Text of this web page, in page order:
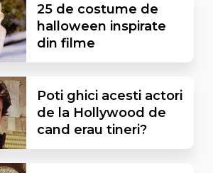
25 de costume de
halloween inspirate
din filme
Poti ghici acesti actori
de la Hollywood de
cand erau tineri?